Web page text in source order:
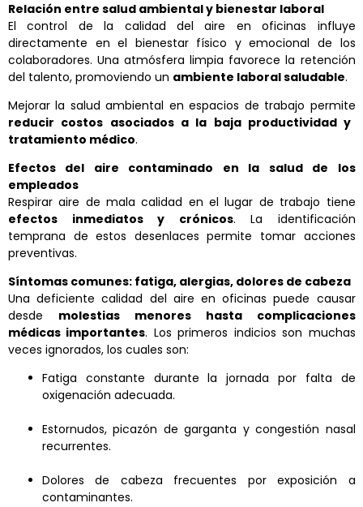
Relación entre salud ambiental y bienestar laboral
El control de la calidad del aire en oficinas influye
directamente en el bienestar físico y emocional de los
colaboradores. Una atmósfera limpia favorece la retención
del talento, promoviendo un ambiente laboral saludable.
Mejorar la salud ambiental en espacios de trabajo permite
reducir costos asociados a la baja productividad y
tratamiento médico.
Efectos del aire contaminado en la salud de los
empleados
Respirar aire de mala calidad en el lugar de trabajo tiene
efectos inmediatos y crónicos. La identificación
temprana de estos desenlaces permite tomar acciones
preventivas.
Síntomas comunes: fatiga, alergias, dolores de cabeza
Una deficiente calidad del aire en oficinas puede causar
desde molestias menores hasta complicaciones
médicas importantes. Los primeros indicios son muchas
veces ignorados, los cuales son:
Fatiga constante durante la jornada por falta de
oxigenación adecuada.
Estornudos, picazón de garganta y congestión nasal
recurrentes.
Dolores de cabeza frecuentes por exposición a
contaminantes.